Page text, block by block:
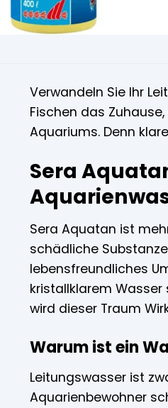
Verwandeln Sie Ihr
Fischen das
Aquariums. Denn
Sera
Sera Aquatan ist
schädliche
lebensfreundliches
kristallklarem
wird dieser Traum
Warum ist ein
Leitungswasser ist
Aquarienbewohner